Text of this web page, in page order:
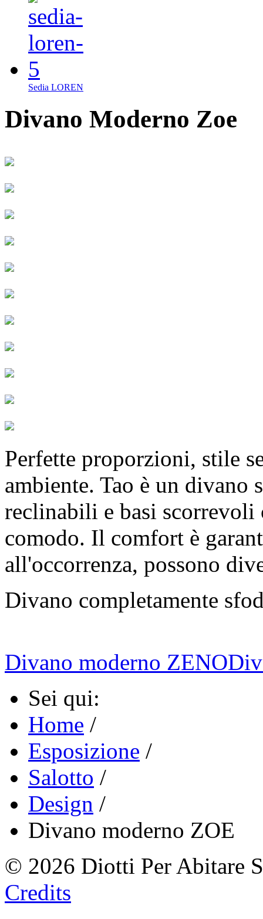
Sedia LOREN
Divano Moderno Zoe
Perfette proporzioni, stile
ambiente. Tao è un divano
reclinabili e basi scorrevoli
comodo. Il comfort è
all'occorrenza, possono
Divano completamente
Divano moderno ZENO
Sei qui:
Home /
Esposizione /
Salotto /
Design /
Divano moderno ZOE
© 2026 Diotti Per Abitare
Credits